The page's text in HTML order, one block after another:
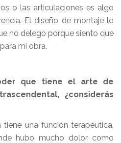
o las articulaciones es algo
El diseño de montaje lo
no delego porque siento que
mi obra.
que tiene el arte de
¿considerás
una función terapéutica,
hubo mucho dolor como